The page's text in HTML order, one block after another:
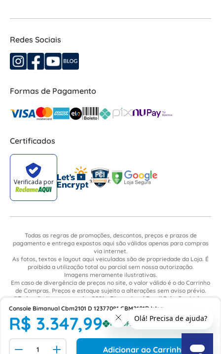
Console Bimanual Cbm2101 D 12377081 CBM2101D Weg
R$ 3.347,99
Adicionar ao Carrinho
Redes Sociais
Formas de Pagamento
Certificados
Todas as regras de promoções, descontos, preços e prazos de
pagamento e entrega expostos aqui são válidos apenas para compras
via internet.
As fotos, textos e layout aqui veiculados são de propriedade da Loja. É
proibida a utilização total ou parcial sem nossa autorização.
Imagens meramente ilustrativas.
Em caso de divergência de preços no site, o valor válido é o do Carrinho
de Compras. Preços e estoque sujeito a alterações sem aviso prévio.
©Todos direitos reservados 2021 - Dimensional Brasil Soluções Ltda. -
CNPJ: 06.913.480/0015-63 - Avenida Armando Ragonha, 190 - Bairro
Village Limeira. Pavilhão Sítio São João - Limeira - SP / CEP: 13.481-316